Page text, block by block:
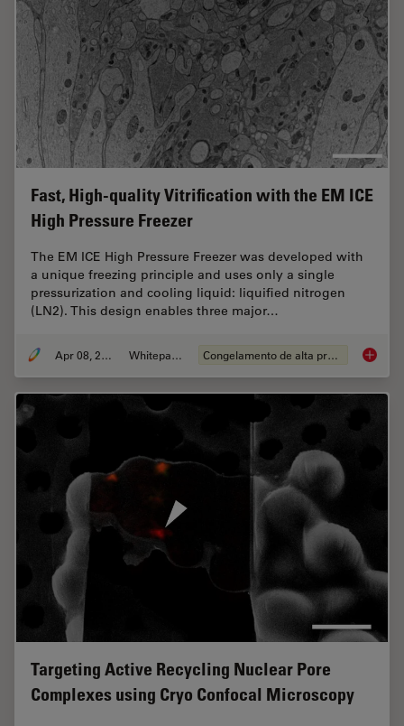
Fast, High-quality Vitrification with the EM ICE
High Pressure Freezer
The EM ICE High Pressure Freezer was developed with
a unique freezing principle and uses only a single
pressurization and cooling liquid: liquified nitrogen
(LN2). This design enables three major…
Apr 08, 2021 Whitepaper Congelamento de alta pressão Fast,
Targeting Active Recycling Nuclear Pore
Complexes using Cryo Confocal Microscopy